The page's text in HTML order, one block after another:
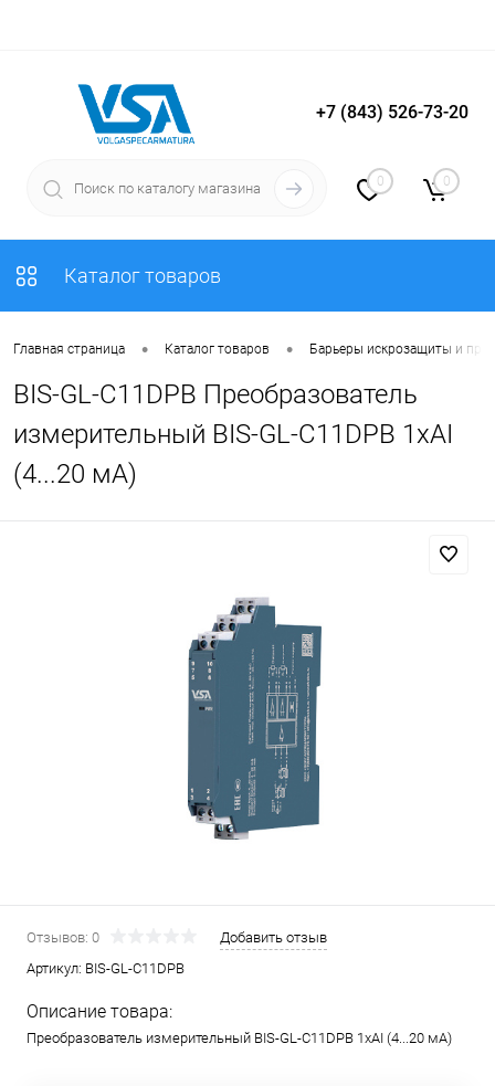
Вход Регистрация
+7 (843) 526-73-20
0 0
Каталог товаров
Главная страница • Каталог товаров • Барьеры искрозащиты и
BIS-GL-C11DPB Преобразователь
измерительный BIS-GL-C11DPB 1хAI
(4...20 мА)
Отзывов: 0
Добавить отзыв
Артикул: BIS-GL-C11DPB
Описание товара:
Преобразователь измерительный BIS-GL-C11DPB 1хAI (4...20 мА)